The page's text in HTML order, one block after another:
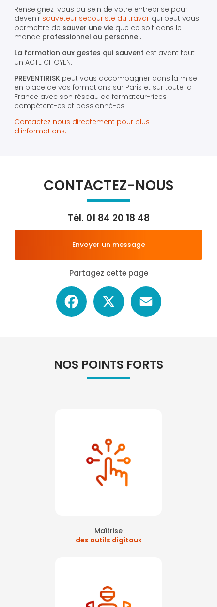
Renseignez-vous au sein de votre entreprise pour
devenir sauveteur secouriste du travail qui peut vous
permettre de sauver une vie que ce soit dans le
monde professionnel ou personnel.
La formation aux gestes qui sauvent est avant tout
un ACTE CITOYEN.
PREVENTIRISK peut vous accompagner dans la mise
en place de vos formations sur Paris et sur toute la
France avec son réseau de formateur-rices
compétent-es et passionné-es.
Contactez nous directement pour plus
d'informations.
CONTACTEZ-NOUS
Tél. 01 84 20 18 48
Envoyer un message
Partagez cette page
Facebook
NOS POINTS FORTS
Maîtrise
des outils digitaux